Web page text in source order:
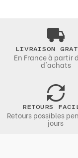
LIVRAISON
En France à partir
d'achats
RETOURS
Retours possibles
jours